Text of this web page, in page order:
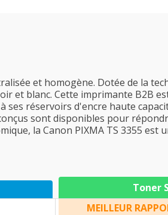
et homogène. Dotée de la
et blanc. Cette imprimante B2B
réservoirs d'encre haute
sont disponibles pour
la Canon PIXMA TS 3355 est
Toner
MEILLEUR